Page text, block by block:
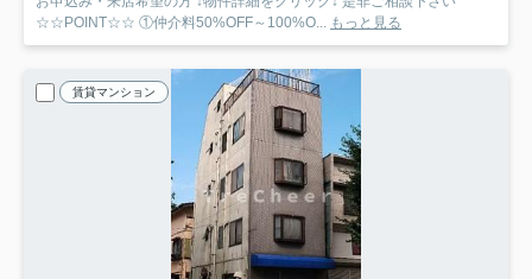
☆☆POINT☆☆ ①仲介料50%OFF～100%O... もっと見る
賃貸マンション